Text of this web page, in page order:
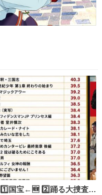
国宝←🆕 2️⃣踊る大捜査線